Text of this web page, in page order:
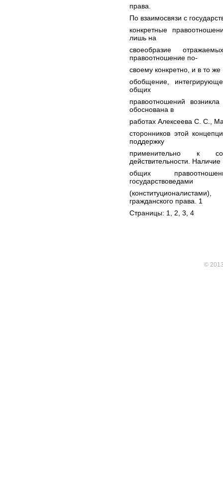
права.
По взаимосвязи с
конкретные
лишь на
своеобразие
правоотношение по-
своему конкретно, и в то
обобщение,
общих
правоотношений
обоснована в
работах Алексеева С. С.,
сторонников этой
поддержку
применительно к
действительности. Наличие
общих
государствоведами
гражданского права. 1
Страницы: 1, 2 3 4
©